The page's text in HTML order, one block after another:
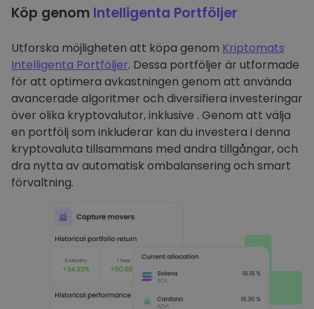
Köp genom Intelligenta Portföljer
Utforska möjligheten att köpa genom Kriptomats
Intelligenta Portföljer. Dessa portföljer är utformade
för att optimera avkastningen genom att använda
avancerade algoritmer och diversifiera investeringar
över olika kryptovalutor, inklusive . Genom att välja
en portfölj som inkluderar kan du investera i denna
kryptovaluta tillsammans med andra tillgångar, och
dra nytta av automatisk ombalansering och smart
förvaltning.